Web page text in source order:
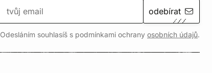
odebírat
Odesláním souhlasíš s podmínkami ochrany osobních údajů.